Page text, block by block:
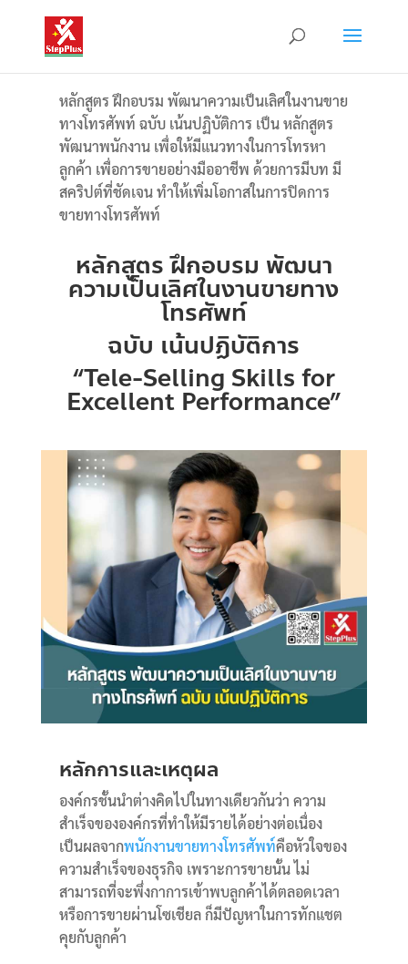
หลักสูตร ฝึกอบรม พัฒนาความเป็นเลิศในงานขาย
ทางโทรศัพท์ ฉบับ เน้นปฏิบัติการ เป็น หลักสูตร
พัฒนาพนักงาน เพื่อให้มีแนวทางในการโทรหา
ลูกค้า เพื่อการขายอย่างมืออาชีพ ด้วยการมีบท มี
สคริปต์ที่ชัดเจน ทำให้เพิ่มโอกาสในการปิดการ
ขายทางโทรศัพท์
หลักสูตร ฝึกอบรม พัฒนา
ความเป็นเลิศในงานขายทาง
โทรศัพท์
ฉบับ เน้นปฏิบัติการ
“Tele-Selling Skills for
Excellent Performance”
หลักการและเหตุผล
องค์กรชั้นนำต่างคิดไปในทางเดียวกันว่า ความ
สำเร็จขององค์กรที่ทำให้มีรายได้อย่างต่อเนื่อง
เป็นผลจากพนักงานขายทางโทรศัพท์คือหัวใจของ
ความสำเร็จของธุรกิจ เพราะการขายนั้น ไม่
สามารถที่จะพึ่งกาการเข้าพบลูกค้าได้ตลอดเวลา
หรือการขายผ่านโซเชียล ก็มีปัญหาในการทักแชต
คุยกับลูกค้า